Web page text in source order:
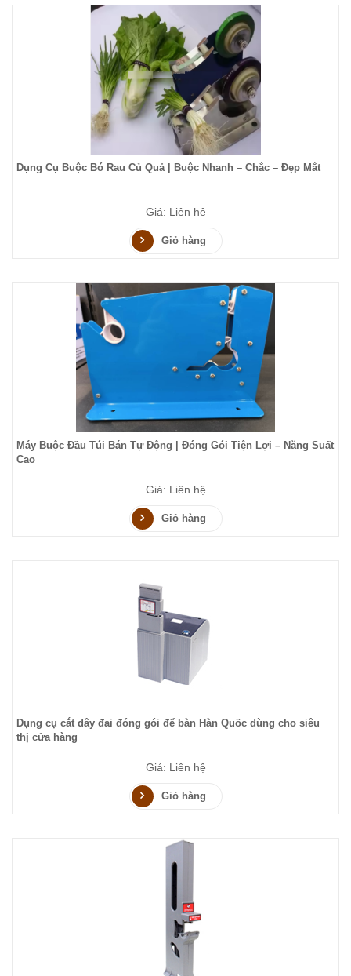
Dụng Cụ Buộc Bó Rau Củ Quả | Buộc Nhanh – Chắc – Đẹp Mắt
Giá: Liên hệ
Giỏ hàng
Máy Buộc Đầu Túi Bán Tự Động | Đóng Gói Tiện Lợi – Năng Suất
Cao
Giá: Liên hệ
Giỏ hàng
Dụng cụ cắt dây đai đóng gói để bàn Hàn Quốc dùng cho siêu
thị cửa hàng
Giá: Liên hệ
Giỏ hàng